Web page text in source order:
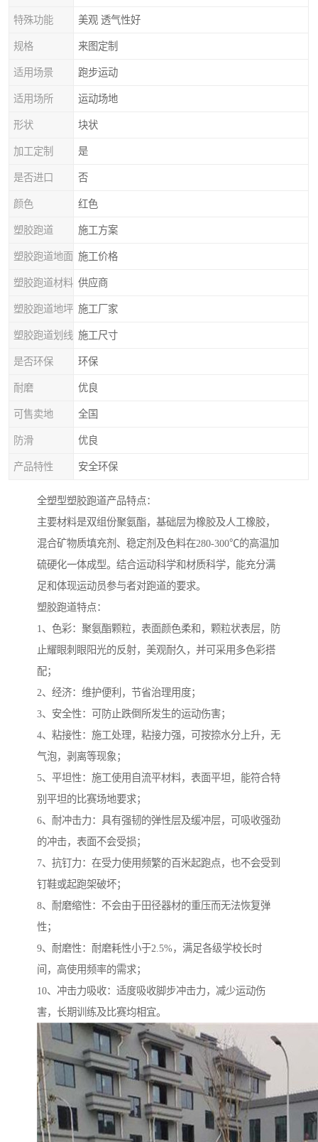
特殊功能 美观 透气性好
规格 来图定制
适用场景 跑步运动
适用场所 运动场地
形状 块状
加工定制 是
是否进口 否
颜色 红色
塑胶跑道 施工方案
塑胶跑道地面 施工价格
塑胶跑道材料 供应商
塑胶跑道地坪 施工厂家
塑胶跑道划线 施工尺寸
是否环保 环保
耐磨 优良
可售卖地 全国
防滑 优良
产品特性 安全环保
全塑型塑胶跑道产品特点：
主要材料是双组份聚氨酯，基础层为橡胶及人工橡胶，
混合矿物质填充剂、稳定剂及色料在280-300℃的高温加
硫硬化一体成型。结合运动科学和材质科学，能充分满
足和体现运动员参与者对跑道的要求。
塑胶跑道特点：
1、色彩：聚氨酯颗粒，表面颜色柔和，颗粒状表层，防
止耀眼刺眼阳光的反射，美观耐久，并可采用多色彩搭
配；
2、经济：维护便利，节省治理用度；
3、安全性：可防止跌倒所发生的运动伤害；
4、粘接性：施工处理，粘接力强，可按捺水分上升，无
气泡，剥离等现象；
5、平坦性：施工使用自流平材料，表面平坦，能符合特
别平坦的比赛场地要求；
6、耐冲击力：具有强韧的弹性层及缓冲层，可吸收强劲
的冲击，表面不会受损；
7、抗钉力：在受力使用频繁的百米起跑点，也不会受到
钉鞋或起跑架破坏；
8、耐磨缩性：不会由于田径器材的重压而无法恢复弹
性；
9、耐磨性：耐磨耗性小于2.5%，满足各级学校长时
间，高使用频率的需求；
10、冲击力吸收：适度吸收脚步冲击力，减少运动伤
害，长期训练及比赛均相宜。